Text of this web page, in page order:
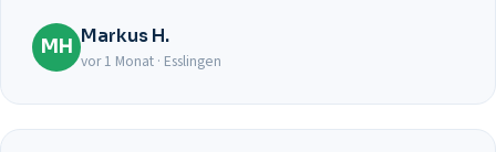
MH Markus H.
vor 1 Monat · Esslingen